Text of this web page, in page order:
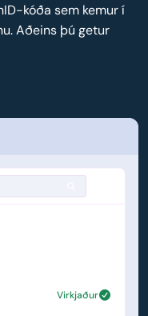
kóða sem kemur í
Aðeins þú getur
Virkjaður